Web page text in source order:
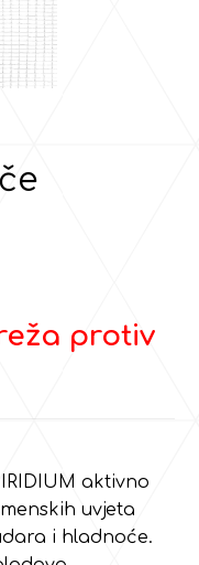
protiv
aktivno
uvjeta
i hladnoće.